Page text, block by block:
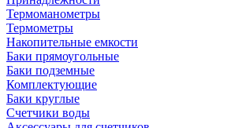
Термоманометры
Термометры
Накопительные емкости
Баки прямоугольные
Баки подземные
Комплектующие
Баки круглые
Счетчики воды